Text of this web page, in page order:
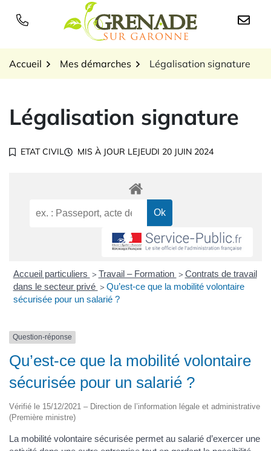
Logo Grenade sur
Accueil Mes démarches Légalisation signature
Légalisation signature
ETAT CIVIL MIS À JOUR LEJEUDI 20 JUIN 2024
Accueil particuliers > Travail – Formation > Contrats de travail
dans le secteur privé > Qu’est-ce que la mobilité volontaire
sécurisée pour un salarié ?
Question-réponse
Qu’est-ce que la mobilité volontaire
sécurisée pour un salarié ?
Vérifié le 15/12/2021 – Direction de l’information légale et administrative
(Première ministre)
La mobilité volontaire sécurisée permet au salarié d’exercer une